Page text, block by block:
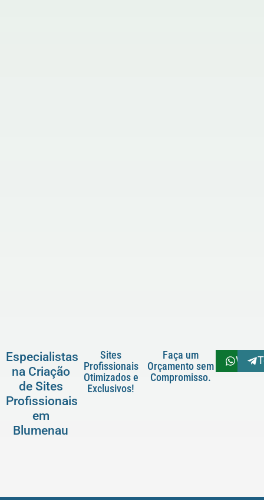
Especialistas
na Criação
de Sites
Profissionais
em
Blumenau
Sites
Profissionais
Otimizados e
Exclusivos!
Faça um
Orçamento sem
Compromisso.